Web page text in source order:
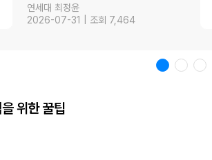
연세대 최정윤
2026-07-31 | 조회 7,464
위한 꿀팁